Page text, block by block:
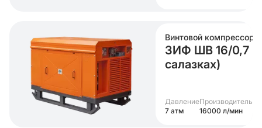
Винтовой компрессор
ЗИФ ШВ 16/0,7
салазках)
Давление
7 атм
16000 л/мин